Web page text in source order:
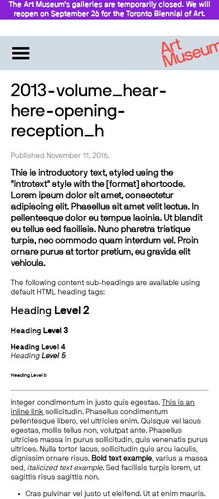
The Art Museum’s galleries are temporarily closed. We will
reopen on September 26 for the Toronto Biennial of Art.
2013-volume_hear-
here-opening-
reception_h
Published November 11, 2016.
This is introductory text, styled using the
"introtext" style with the [format] shortcode.
Lorem ipsum dolor sit amet, consectetur
adipiscing elit. Phasellus sit amet velit lectus. In
pellentesque dolor eu tempus lacinia. Ut blandit
eu tellus sed facilisis. Nunc pharetra tristique
turpis, nec commodo quam interdum vel. Proin
ornare purus at tortor pretium, eu gravida elit
vehicula.
The following content sub-headings are available using
default HTML heading tags:
Heading Level 2
Heading Level 3
Heading Level 4
HeadingLevel 5
Heading Level 6
Integer condimentum in justo quis egestas.
This is an
inline link sollicitudin. Phasellus condimentum
pellentesque libero, vel ultricies enim. Quisque vel lacus
egestas, mollis tellus non, volutpat ante. Phasellus
ultricies massa in purus sollicitudin, quis venenatis purus
ultrices. Nulla tortor lacus, sollicitudin quis arcu iaculis,
dignissim ornare risus. Bold text example, varius a massa
sed, italicized text example. Sed facilisis turpis lorem, ut
sagittis risus sagittis non.
Cras pulvinar vel justo ut eleifend. Ut at enim mauris.